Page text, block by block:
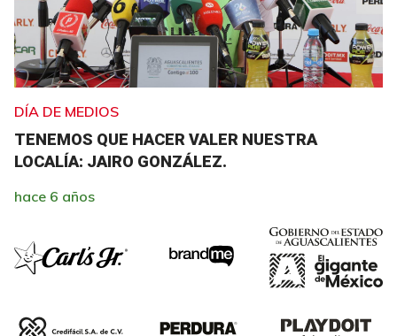
DÍA DE MEDIOS
TENEMOS QUE HACER VALER NUESTRA
LOCALÍA: JAIRO GONZÁLEZ.
hace 6 años